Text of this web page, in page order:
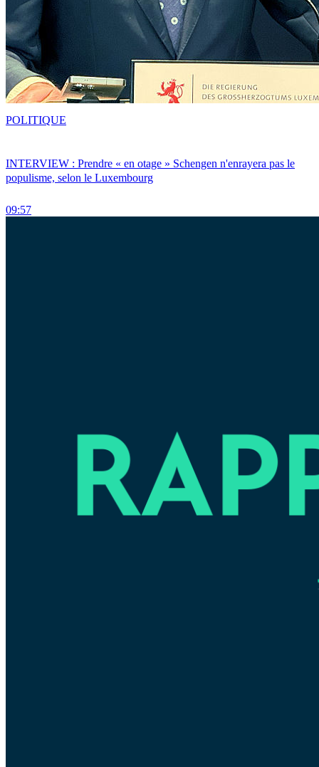
INTERVIEW : Prendre « en otage » Schengen n'enrayera pas le
populisme, selon le Luxembourg
09:57
POLITIQUE